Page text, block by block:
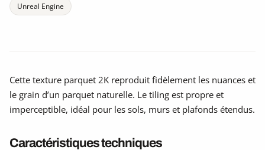
Unreal Engine
Cette texture parquet 2K reproduit fidèlement les nuances et
le grain d’un parquet naturelle. Le tiling est propre et
imperceptible, idéal pour les sols, murs et plafonds étendus.
Caractéristiques techniques